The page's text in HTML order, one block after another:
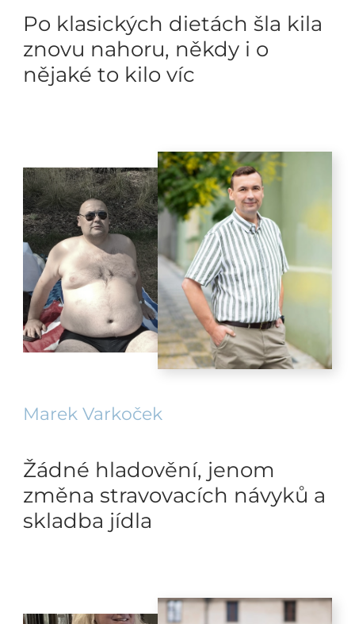
Po klasických dietách šla kila
znovu nahoru, někdy i o
nějaké to kilo víc
Marek Varkoček
Žádné hladovění, jenom
změna stravovacích návyků a
skladba jídla